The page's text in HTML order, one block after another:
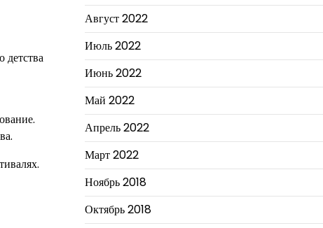
детства
Август 2022
Июль 2022
Июнь 2022
Май 2022
Апрель 2022
Март 2022
Ноябрь 2018
Октябрь 2018